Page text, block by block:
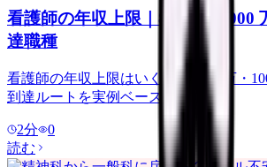
看護師の年収上限｜800 万 / 1000
達職種
看護師の年収上限はいくらか. 800 万・
到達ルートを実例ベースで紹介.
2分
0
読む